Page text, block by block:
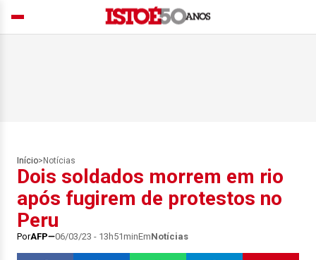
Início> Notícias
Dois soldados morrem em rio
após fugirem de protestos no
Peru
PorAFP 06/03/23 - 13h51minEmNotícias